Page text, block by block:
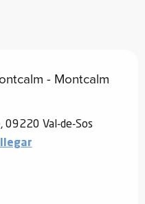
- Montcalm
09220 Val-de-Sos
llegar